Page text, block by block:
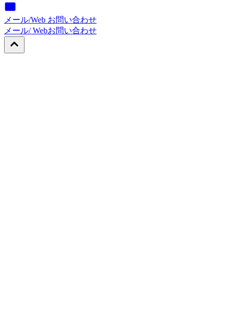
メール/Web お問い合わせ
メール/ Webお問い合わせ